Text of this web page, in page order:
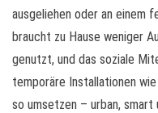
ausgeliehen oder an einem
braucht zu Hause weniger
genutzt, und das soziale
temporäre Installationen
so umsetzen – urban, smart